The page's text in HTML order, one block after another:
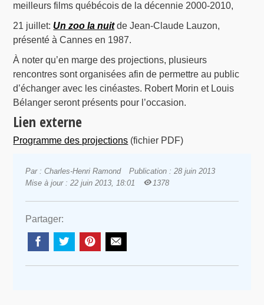
meilleurs films québécois de la décennie 2000-2010,
21 juillet: Un zoo la nuitde Jean-Claude Lauzon,
présenté à Cannes en 1987.
À noter qu’en marge des projections, plusieurs
rencontres sont organisées afin de permettre au public
d’échanger avec les cinéastes. Robert Morin et Louis
Bélanger seront présents pour l’occasion.
Lien externe
Programme des projections (fichier PDF)
Par : Charles-Henri Ramond
Publication : 28 juin 2013
Mise à jour : 22 juin 2013, 18:01
1378
Partager: